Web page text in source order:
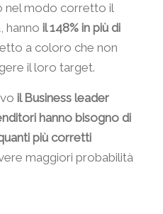
nel modo corretto il
hanno il 148% in più di
a coloro che non
il loro target.
il Business leader
hanno bisogno di
più corretti
maggiori probabilità